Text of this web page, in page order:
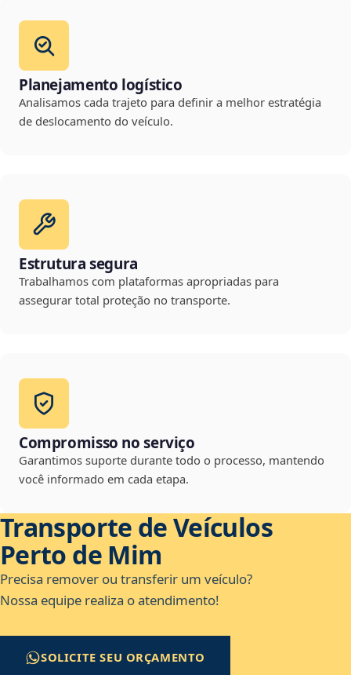
Planejamento logístico
Analisamos cada trajeto para definir a melhor estratégia
de deslocamento do veículo.
Estrutura segura
Trabalhamos com plataformas apropriadas para
assegurar total proteção no transporte.
Compromisso no serviço
Garantimos suporte durante todo o processo, mantendo
você informado em cada etapa.
Transporte de Veículos
Perto de Mim
Precisa remover ou transferir um veículo?
Nossa equipe realiza o atendimento!
SOLICITE SEU ORÇAMENTO